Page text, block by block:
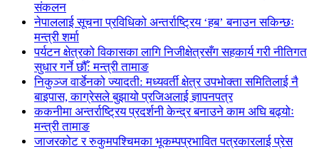
संकलन
नेपाललाई सूचना प्रविधिको अन्तर्राष्ट्रिय ‘हब’ बनाउन सकिन्छः
मन्त्री शर्मा
पर्यटन क्षेत्रको विकासका लागि निजीक्षेत्रसँग सहकार्य गरी नीतिगत
सुधार गर्ने छौँ: मन्त्री तामाङ
निकुञ्ज वार्डेनको ज्यादती: मध्यवर्ती क्षेत्र उपभोक्ता समितिलाई नै
बाइपास, काग्रेसले बुझायो प्रजिअलाई ज्ञापनपत्र
ककनीमा अन्तर्राष्ट्रिय प्रदर्शनी केन्द्र बनाउने काम अघि बढ्योः
मन्त्री तामाङ
जाजरकोट र रुकुमपश्चिमका भूकम्पप्रभावित पत्रकारलाई प्रेस